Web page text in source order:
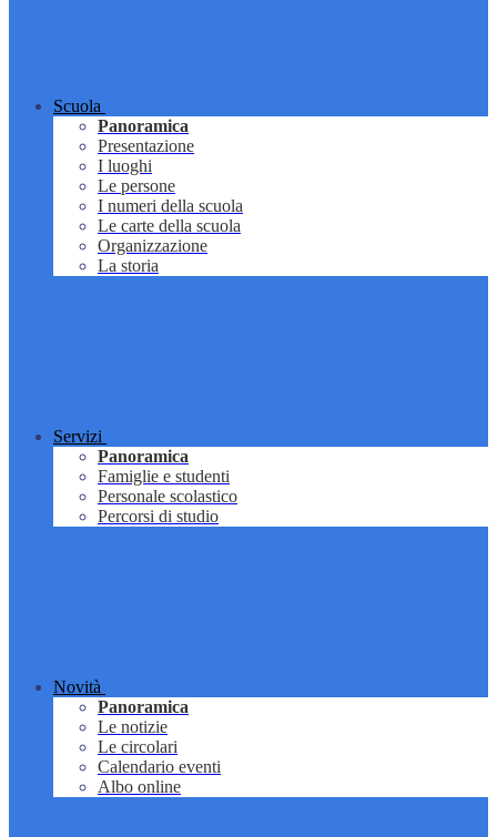
Scuola
Panoramica
Presentazione
I luoghi
Le persone
I numeri della scuola
Le carte della scuola
Organizzazione
La storia
Servizi
Panoramica
Famiglie e studenti
Personale scolastico
Percorsi di studio
Novità
Panoramica
Le notizie
Le circolari
Calendario eventi
Albo online